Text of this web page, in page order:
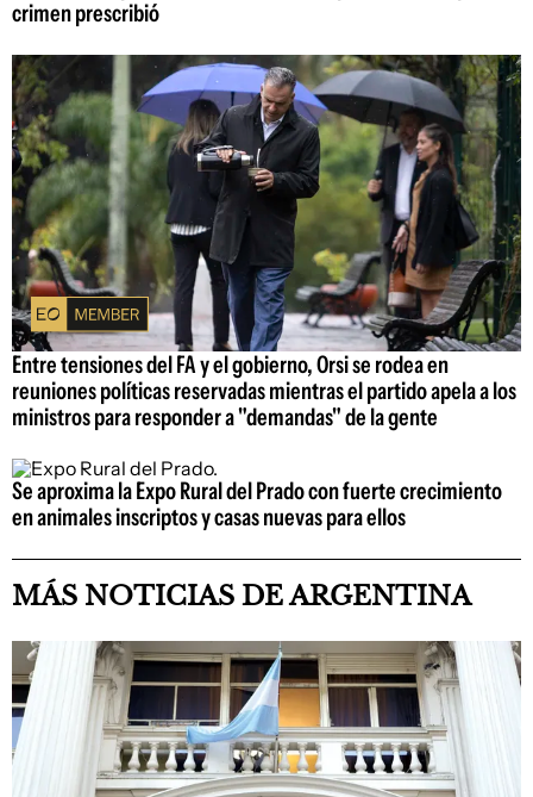
crimen prescribió
Entre tensiones del FA y el gobierno, Orsi se rodea en
reuniones políticas reservadas mientras el partido apela a los
ministros para responder a "demandas" de la gente
Se aproxima la Expo Rural del Prado con fuerte crecimiento
en animales inscriptos y casas nuevas para ellos
MÁS NOTICIAS DE ARGENTINA